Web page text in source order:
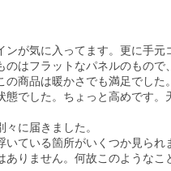
が気に入ってます。更に手元
はフラットなパネルのもの
商品は暖かさでも満足でした
でした。ちょっと高めです
に届きました。
ている箇所がいくつか見られ
りません。何故このようなこ